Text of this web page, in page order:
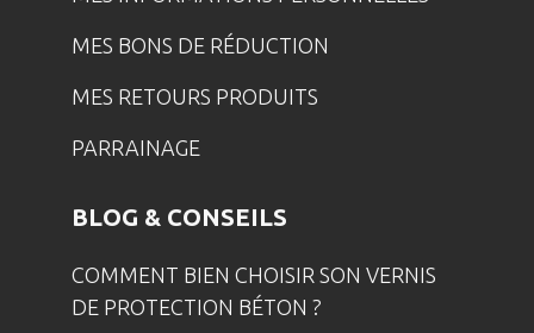
MES BONS DE RÉDUCTION
MES RETOURS PRODUITS
PARRAINAGE
BLOG & CONSEILS
COMMENT BIEN CHOISIR SON VERNIS
DE PROTECTION BÉTON ?